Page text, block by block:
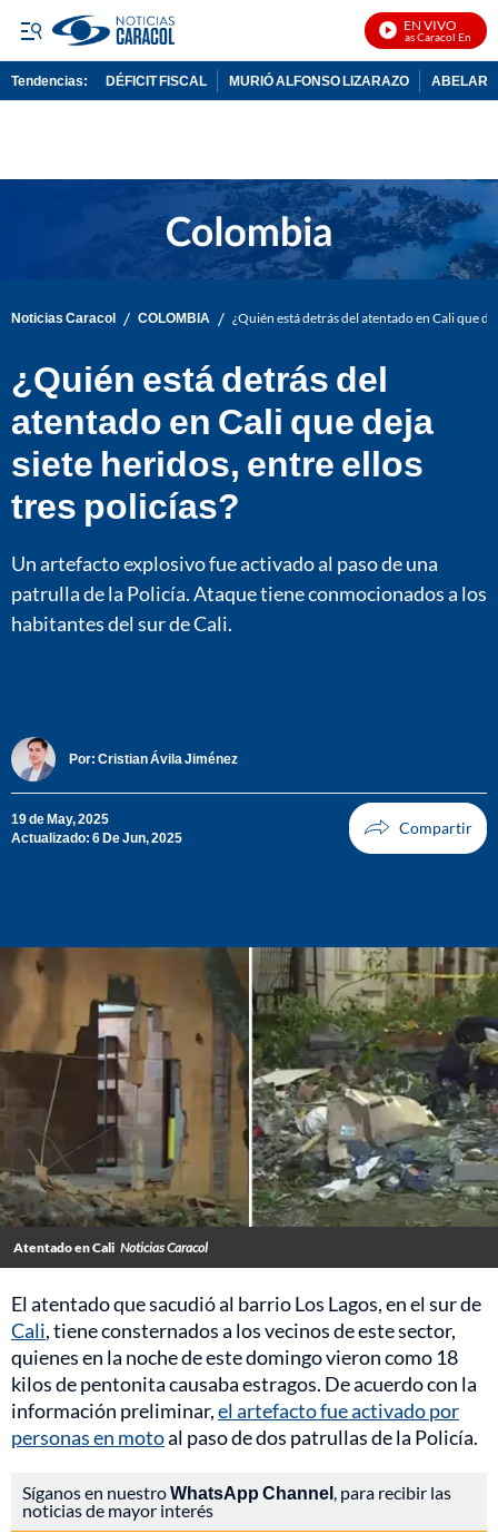
EN VIVO
Noticias Caracol En Vivo
Tendencias: DÉFICIT FISCAL MURIÓ ALFONSO LIZARAZO
Noticias Caracol / COLOMBIA / ¿Quién está detrás del atentado en Cali que
¿Quién está detrás del
atentado en Cali que deja
siete heridos, entre ellos
tres policías?
Un artefacto explosivo fue activado al paso de una
patrulla de la Policía. Ataque tiene conmocionados a los
habitantes del sur de Cali.
Por: Cristian Ávila Jiménez
19 de May, 2025
Actualizado: 6 De Jun, 2025
Atentado en Cali Noticias Caracol
El atentado que sacudió al barrio Los Lagos, en el sur de
Cali, tiene consternados a los vecinos de este sector,
quienes en la noche de este domingo vieron como 18
kilos de pentonita causaba estragos. De acuerdo con la
información preliminar,el artefacto fue activado por
personas en motoal paso de dos patrullas de la Policía.
Síganos en nuestroWhatsApp Channel, para recibir las
noticias de mayor interés